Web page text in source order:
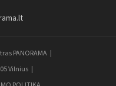
PANORAMA
Vilnius